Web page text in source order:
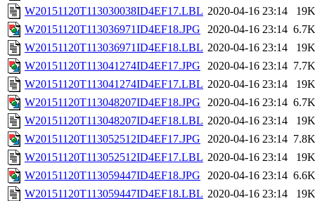
W20151120T113030038ID4EF17.LBL 2020-04-16 23:14
19K
W20151120T113036971ID4EF18.JPG
2020-04-16 23:14 6.7K
W20151120T113036971ID4EF18.LBL 2020-04-16 23:14
19K
W20151120T113041274ID4EF17.JPG
2020-04-16 23:14 7.7K
W20151120T113041274ID4EF17.LBL 2020-04-16 23:14
19K
W20151120T113048207ID4EF18.JPG
2020-04-16 23:14 6.7K
W20151120T113048207ID4EF18.LBL 2020-04-16 23:14
19K
W20151120T113052512ID4EF17.JPG
2020-04-16 23:14 7.8K
W20151120T113052512ID4EF17.LBL 2020-04-16 23:14
19K
W20151120T113059447ID4EF18.JPG
2020-04-16 23:14 6.6K
W20151120T113059447ID4EF18.LBL 2020-04-16 23:14
19K